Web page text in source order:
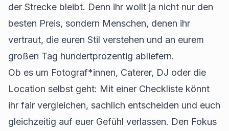
der Strecke bleibt. Denn ihr wollt ja nicht nur den
besten Preis, sondern Menschen, denen ihr
vertraut, die euren Stil verstehen und an eurem
großen Tag hundertprozentig abliefern.
Ob es um Fotograf*innen, Caterer, DJ oder die
Location selbst geht: Mit einer Checkliste könnt
ihr fair vergleichen, sachlich entscheiden und euch
gleichzeitig auf euer Gefühl verlassen. Den Fokus